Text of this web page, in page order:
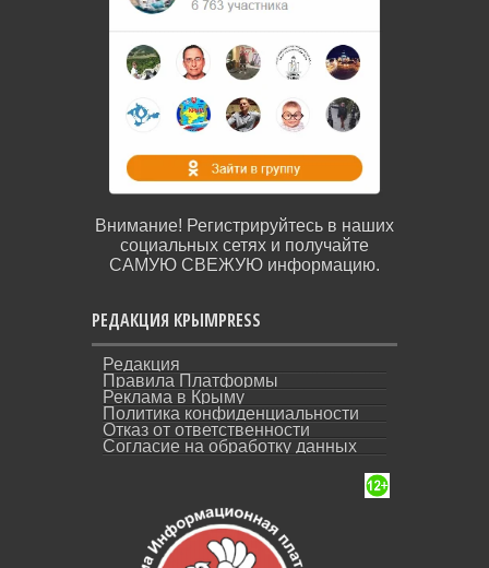
Внимание! Регистрируйтесь в наших
социальных сетях и получайте
САМУЮ СВЕЖУЮ информацию.
РЕДАКЦИЯ КРЫМPRESS
Редакция
Правила Платформы
Реклама в Крыму
Политика конфиденциальности
Отказ от ответственности
Согласие на обработку данных